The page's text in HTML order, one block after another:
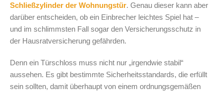
Schließzylinder der Wohnungstür. Genau dieser kann aber
darüber entscheiden, ob ein Einbrecher leichtes Spiel hat –
und im schlimmsten Fall sogar den Versicherungsschutz in
der Hausratversicherung gefährden.
Denn ein Türschloss muss nicht nur „irgendwie stabil“
aussehen. Es gibt bestimmte Sicherheitsstandards, die erfüllt
sein sollten, damit überhaupt von einem ordnungsgemäßen